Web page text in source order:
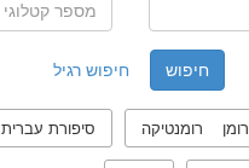
חיפוש רגיל
רומן רומנטיקה סיפורת עברית